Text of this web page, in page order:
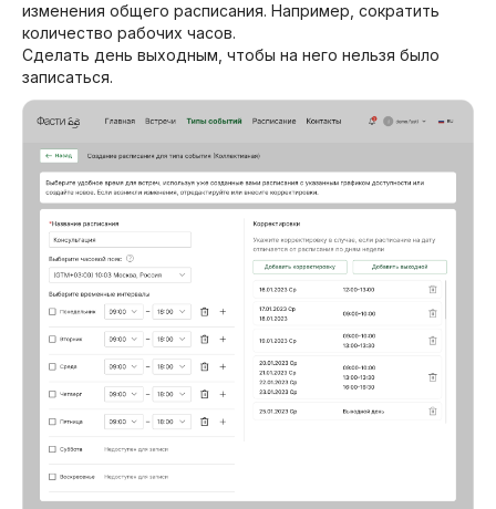
изменения общего расписания. Например, сократить
количество рабочих часов.
Сделать день выходным, чтобы на него нельзя было
записаться.